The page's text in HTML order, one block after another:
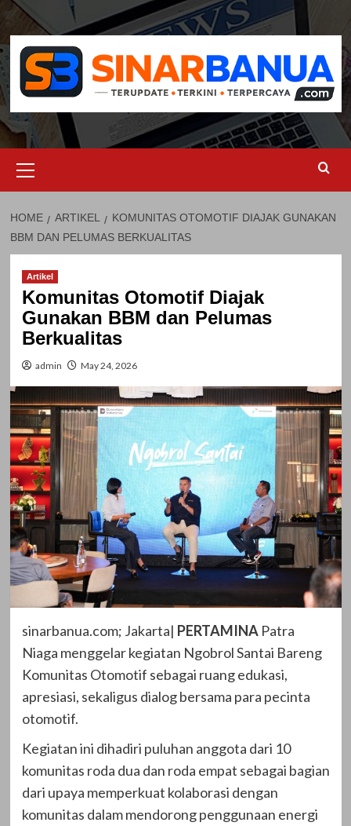
Skip
content
Menu
HOME ARTIKEL
KOMUNITAS OTOMOTIF DIAJAK GUNAKAN
BBM DAN PELUMAS BERKUALITAS
Artikel
Komunitas Otomotif Diajak
Gunakan BBM dan Pelumas
Berkualitas
admin May 24, 2026
sinarbanua.com; Jakarta| PERTAMINAPatra
Niaga menggelar kegiatan Ngobrol Santai Bareng
Komunitas Otomotif sebagai ruang edukasi,
apresiasi, sekaligus dialog bersama para pecinta
otomotif.
Kegiatan ini dihadiri puluhan anggota dari 10
komunitas roda dua dan roda empat sebagai bagian
dari upaya memperkuat kolaborasi dengan
komunitas dalam mendorong penggunaan energi